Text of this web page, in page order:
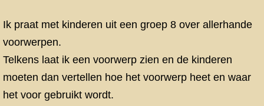
Ik praat met kinderen uit een groep 8 over allerhande
voorwerpen.
Telkens laat ik een voorwerp zien en de kinderen
moeten dan vertellen hoe het voorwerp heet en waar
het voor gebruikt wordt.